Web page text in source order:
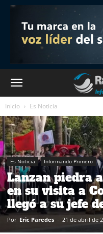
Inicio Es Noticia
Es Noticia Informando Primero
Lanzan piedra
en su visita a
llegó a su jefe
Por Eric Paredes - 21 de abril de